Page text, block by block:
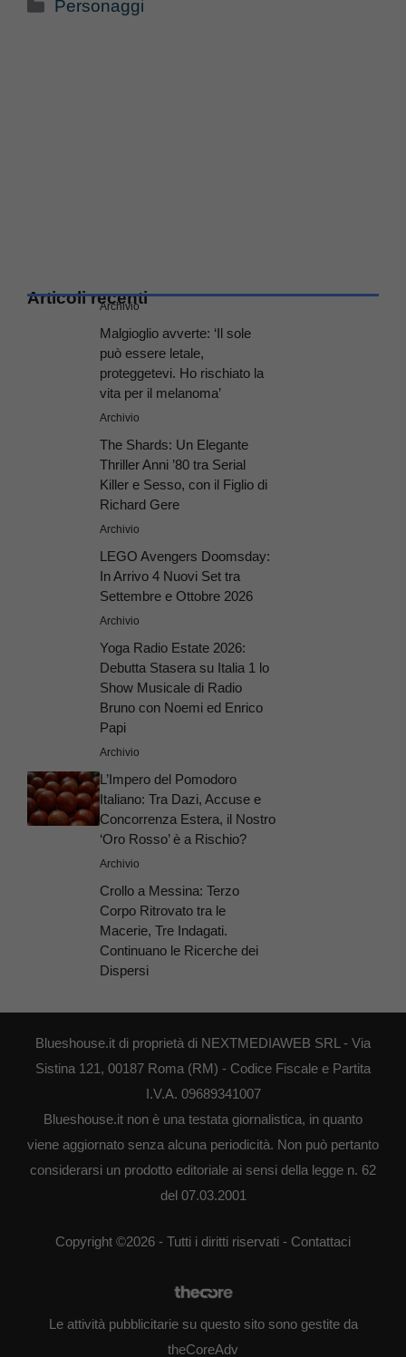
Personaggi
Articoli recenti
Archivio
Malgioglio avverte: ‘Il sole
può essere letale,
proteggetevi. Ho rischiato la
vita per il melanoma’
Archivio
The Shards: Un Elegante
Thriller Anni ’80 tra Serial
Killer e Sesso, con il Figlio di
Richard Gere
Archivio
LEGO Avengers Doomsday:
In Arrivo 4 Nuovi Set tra
Settembre e Ottobre 2026
Archivio
Yoga Radio Estate 2026:
Debutta Stasera su Italia 1 lo
Show Musicale di Radio
Bruno con Noemi ed Enrico
Papi
Archivio
L’Impero del Pomodoro
Italiano: Tra Dazi, Accuse e
Concorrenza Estera, il Nostro
‘Oro Rosso’ è a Rischio?
Archivio
Crollo a Messina: Terzo
Corpo Ritrovato tra le
Macerie, Tre Indagati.
Continuano le Ricerche dei
Dispersi
Blueshouse.it di proprietà di NEXTMEDIAWEB SRL - Via
Sistina 121, 00187 Roma (RM) - Codice Fiscale e Partita
I.V.A. 09689341007
Blueshouse.it non è una testata giornalistica, in quanto
viene aggiornato senza alcuna periodicità. Non può pertanto
considerarsi un prodotto editoriale ai sensi della legge n. 62
del 07.03.2001
Copyright ©2026 - Tutti i diritti riservati - Contattaci
Le attività pubblicitarie su questo sito sono gestite da
theCoreAdv